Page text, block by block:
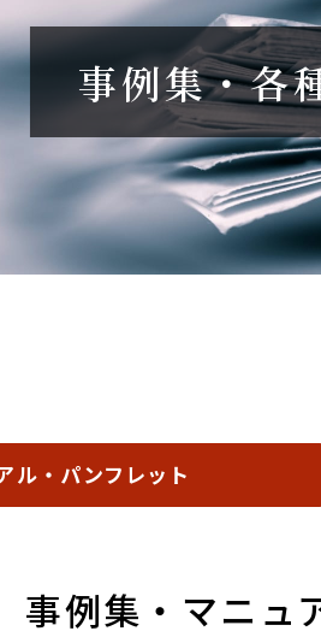
事例集・各
ル・パンフレット
事例集・マニュ